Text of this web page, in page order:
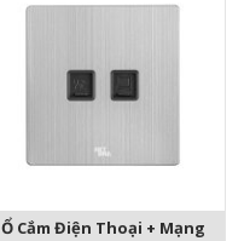
Ổ Cắm Điện Thoại + Mạng